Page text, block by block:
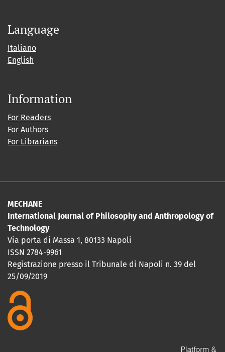
Language
Italiano
English
Information
For Readers
For Authors
For Librarians
MECHANE
International Journal of Philosophy and Anthropology of
Technology
Via porta di Massa 1, 80133 Napoli
ISSN 2784-9961
Registrazione presso il Tribunale di Napoli n. 39 del
25/09/2019